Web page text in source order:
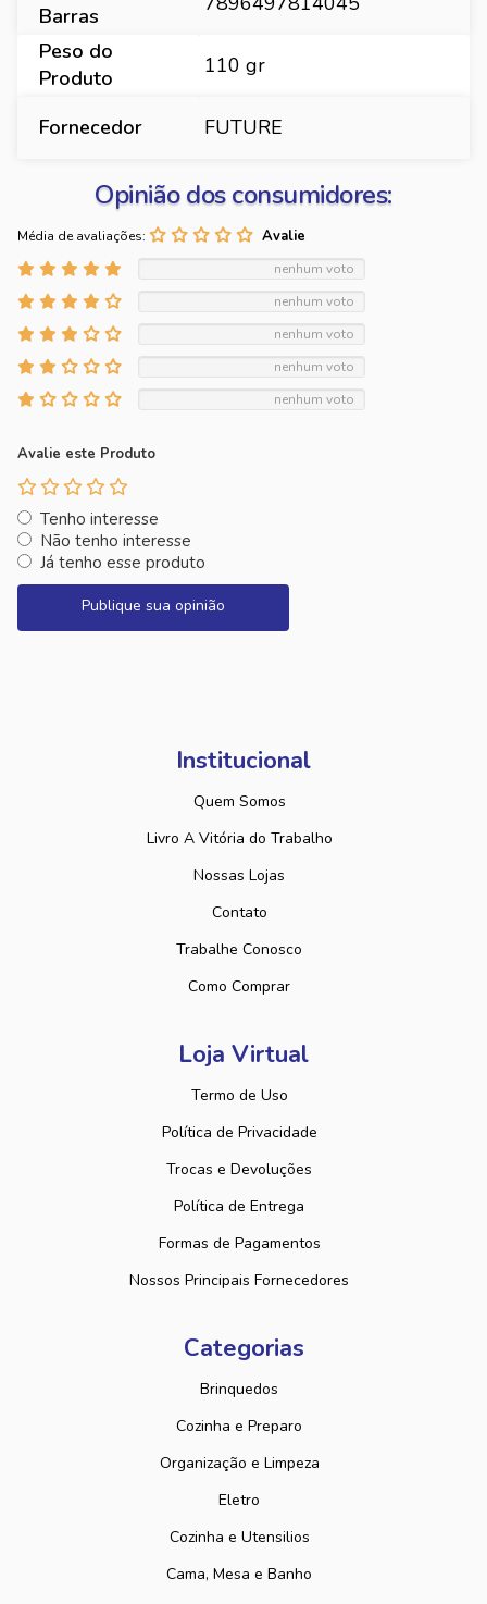
Barras
Peso do
Produto
110 gr
Fornecedor FUTURE
Opinião dos consumidores:
Média de avaliações:
nenhum voto
nenhum voto
nenhum voto
nenhum voto
nenhum voto
Avalie este Produto
Tenho interesse
Não tenho interesse
Já tenho esse produto
Publique sua opinião
Institucional
Quem Somos
Livro A Vitória do Trabalho
Nossas Lojas
Contato
Trabalhe Conosco
Como Comprar
Loja Virtual
Termo de Uso
Política de Privacidade
Trocas e Devoluções
Política de Entrega
Formas de Pagamentos
Nossos Principais Fornecedores
Categorias
Brinquedos
Cozinha e Preparo
Organização e Limpeza
Eletro
Cozinha e Utensilios
Cama, Mesa e Banho